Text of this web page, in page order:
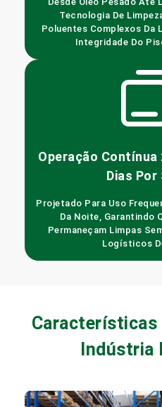
Tecnologia De
Poluentes Complexos Da
Integridade Do
Operação Contínua
Dias Por
Projetado Para Uso
Da Noite, Garantindo
Permaneçam Limpas
Logísticos
Características
Indústria